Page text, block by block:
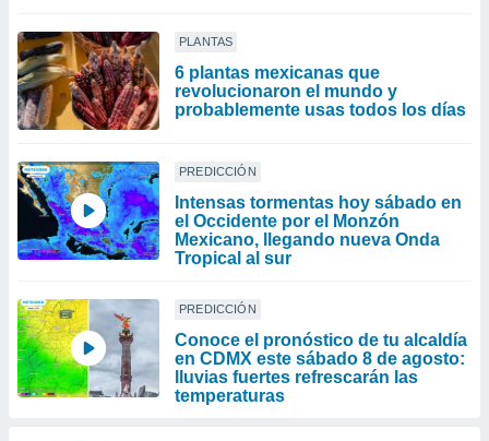
PLANTAS
6 plantas mexicanas que
revolucionaron el mundo y
probablemente usas todos los días
PREDICCIÓN
Intensas tormentas hoy sábado en
el Occidente por el Monzón
Mexicano, llegando nueva Onda
Tropical al sur
PREDICCIÓN
Conoce el pronóstico de tu alcaldía
en CDMX este sábado 8 de agosto:
lluvias fuertes refrescarán las
temperaturas